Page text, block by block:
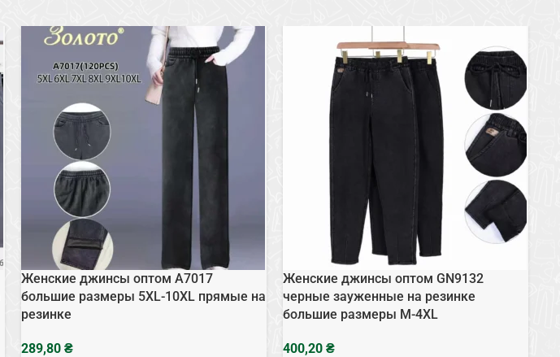
Женские джинсы оптом A7017
большие размеры 5XL-10XL прямые на
резинке
₴
Женские джинсы оптом GN9132
черные зауженные на резинке
большие размеры M-4XL
₴